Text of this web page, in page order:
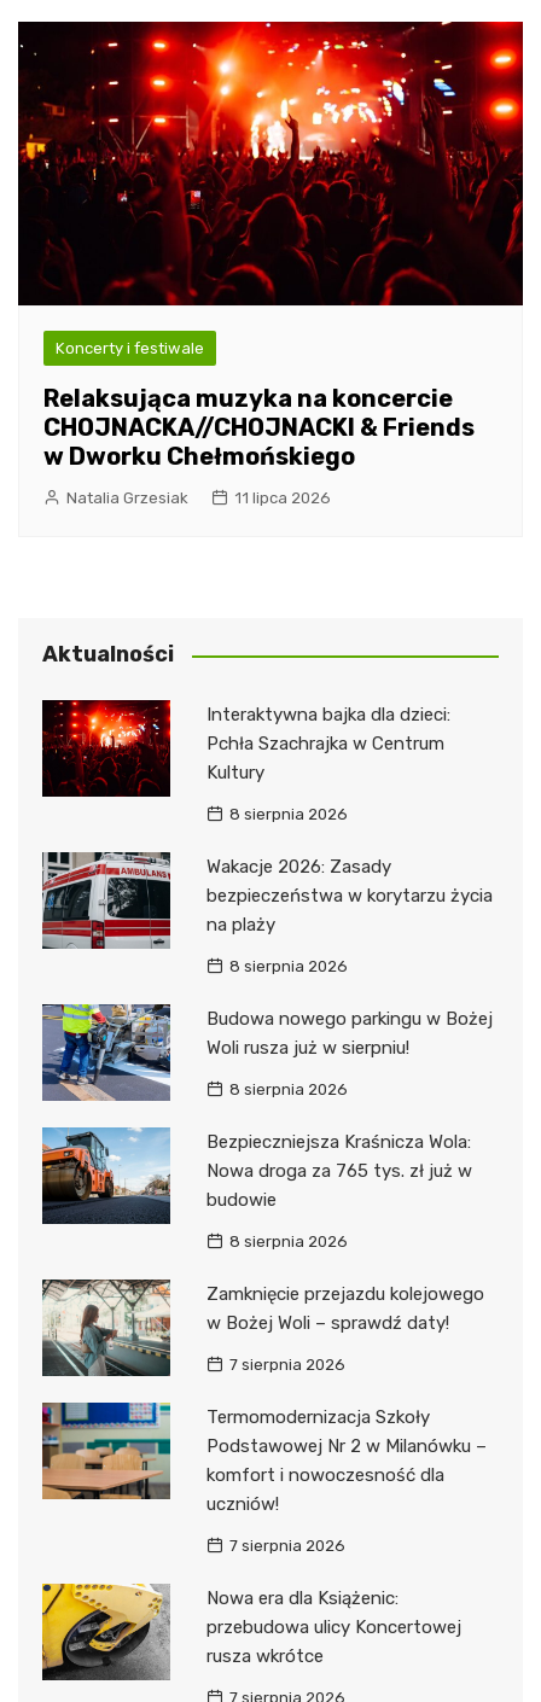
Koncerty i festiwale
Relaksująca muzyka na koncercie
CHOJNACKA//CHOJNACKI & Friends
w Dworku Chełmońskiego
Natalia Grzesiak 11 lipca 2026
Aktualności
Interaktywna bajka dla dzieci:
Pchła Szachrajka w Centrum
Kultury
8 sierpnia 2026
Wakacje 2026: Zasady
bezpieczeństwa w korytarzu życia
na plaży
8 sierpnia 2026
Budowa nowego parkingu w Bożej
Woli rusza już w sierpniu!
8 sierpnia 2026
Bezpieczniejsza Kraśnicza Wola:
Nowa droga za 765 tys. zł już w
budowie
8 sierpnia 2026
Zamknięcie przejazdu kolejowego
w Bożej Woli – sprawdź daty!
7 sierpnia 2026
Termomodernizacja Szkoły
Podstawowej Nr 2 w Milanówku –
komfort i nowoczesność dla
uczniów!
7 sierpnia 2026
Nowa era dla Książenic:
przebudowa ulicy Koncertowej
rusza wkrótce
7 sierpnia 2026